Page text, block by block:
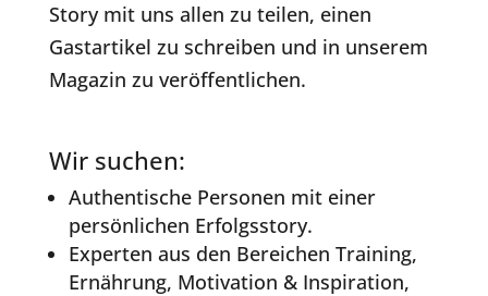
Story mit uns allen zu teilen, einen
Gastartikel zu schreiben und in unserem
Magazin zu veröffentlichen.
Wir suchen:
Authentische Personen mit einer
persönlichen Erfolgsstory.
Experten aus den Bereichen Training,
Ernährung, Motivation & Inspiration,